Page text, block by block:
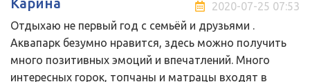
Карина
2020-07-25 07:53
Отдыхаю не первый год с семьёй и друзьями .
Аквапарк безумно нравится, здесь можно получить
много позитивных эмоций и впечатлений. Много
интересных горок, топчаны и матрацы входят в